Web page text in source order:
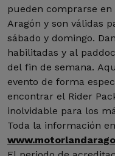
pueden comprarse
Aragón y son válidas
sábado y domingo.
habilitadas y al
del fin de semana.
evento de forma
encontrar el Rider
inolvidable para los
Toda la información en